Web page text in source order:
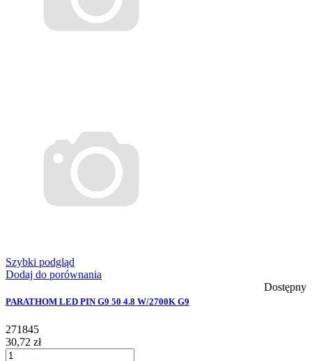
Szybki podgląd
Dodaj do porównania
Dostępny
PARATHOM LED PIN G9 50 4.8 W/2700K G9
271845
30,72 zł